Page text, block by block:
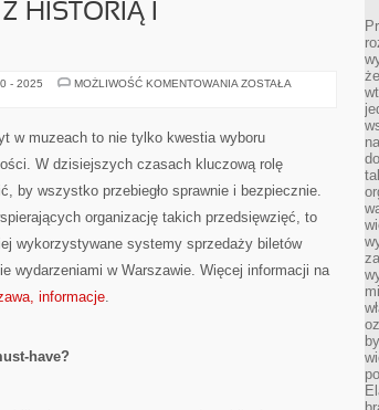
HISTORIĄ I
- 2025 MOŻLIWOŚĆ KOMENTOWANIA WARSZAWA:
PRZYSZŁOŚCIĄ!
ZOSTAŁA
w muzeach to nie tylko kwestia wyboru
W dzisiejszych czasach kluczową rolę
by wszystko przebiegło sprawnie i bezpiecznie.
organizację takich przedsięwzięć, to
wykorzystywane systemy sprzedaży biletów
wydarzeniami w Warszawie. Więcej informacji na
informacje.
have?